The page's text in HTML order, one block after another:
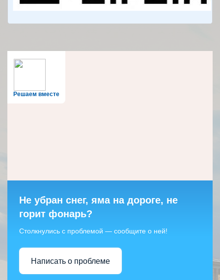
Решаем вместе
Не убран снег, яма на дороге, не
горит фонарь?
Столкнулись с проблемой — сообщите о ней!
Написать о проблеме